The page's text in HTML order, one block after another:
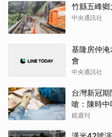
竹縣五峰
中央通訊社
基隆房仲
會
中央通訊社
台灣新冠
嗆：陳時
鏡週刊